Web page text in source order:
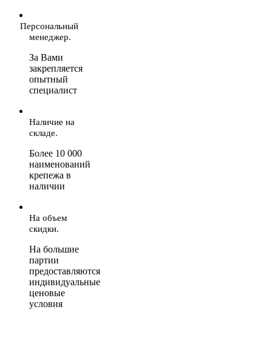
Персональный
менеджер.
За Вами
закрепляется
опытный
специалист
Наличие на
складе.
Более 10 000
наименований
крепежа в
наличии
На объем
скидки.
На большие
партии
предоставляются
индивидуальные
ценовые
условия